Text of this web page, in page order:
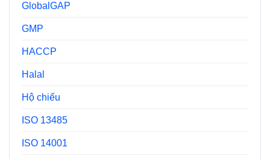
GlobalGAP
GMP
HACCP
Halal
Hộ chiếu
ISO 13485
ISO 14001